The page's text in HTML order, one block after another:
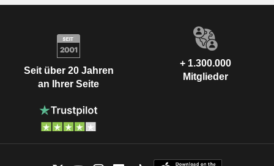
Seit über 20 Jahren
an Ihrer Seite
+ 1.300.000
Mitglieder